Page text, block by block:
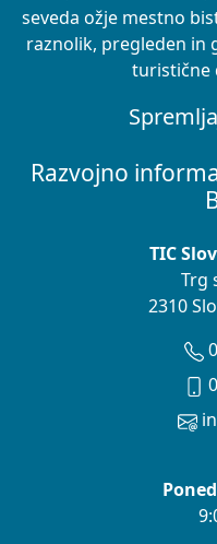
Razvojno
TIC
Trg
2310
seveda ožje mestno
raznolik, pregleden in
turistične